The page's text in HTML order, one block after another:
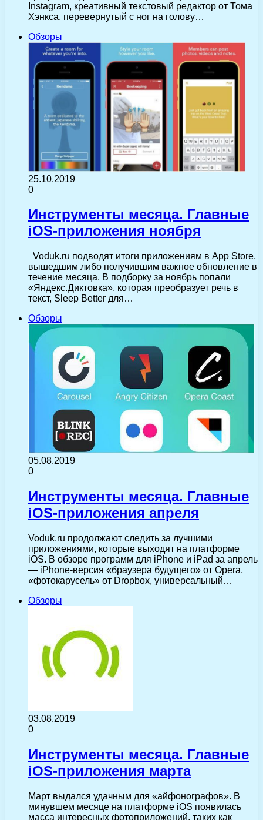
Instagram, креативный текстовый редактор от Тома
Хэнкса, перевернутый с ног на голову…
Обзоры
25.10.2019
0
Инструменты месяца. Главные
iOS-приложения ноября
Voduk.ru подводят итоги приложениям в App Store,
вышедшим либо получившим важное обновление в
течение месяца. В подборку за ноябрь попали
«Яндекс.Диктовка», которая преобразует речь в
текст, Sleep Better для…
Обзоры
05.08.2019
0
Инструменты месяца. Главные
iOS-приложения апреля
Voduk.ru продолжают следить за лучшими
приложениями, которые выходят на платформе
iOS. В обзоре программ для iPhone и iPad за апрель
— iPhone-версия «браузера будущего» от Opera,
«фотокарусель» от Dropbox, универсальный…
Обзоры
03.08.2019
0
Инструменты месяца. Главные
iOS-приложения марта
Март выдался удачным для «айфонографов». В
минувшем месяце на платформе iOS появилась
масса интересных фотоприложений, таких как